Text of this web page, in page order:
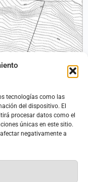
tecnologías como las
del dispositivo. El
procesar datos como el
únicas en este sitio.
negativamente a
que sustenta
un nuevo